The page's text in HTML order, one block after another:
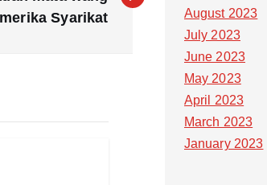
Syarikat
August 2023
July 2023
June 2023
May 2023
April 2023
March 2023
January 2023